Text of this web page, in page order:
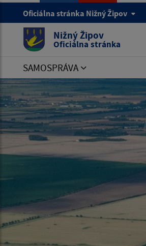
Oficiálna stránka Nižný Žipov
Nižný Žipov
Oficiálna stránka
SAMOSPRÁVA